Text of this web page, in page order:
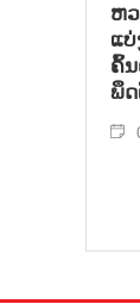
ຫ
ແ
ຄົ້
ພຶ